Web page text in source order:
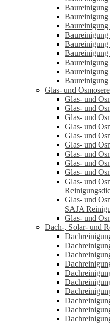
Baureinigung
Baureinigung
Baureinigung
Glas- und
Glas- und
Glas- und
Glas- und
Glas- und
Glas- und
Glas- und
Glas- und
Glas- und
Glas- und
Glas- und
Glas- und
SAJA
Glas- und
Dach-, Solar- und